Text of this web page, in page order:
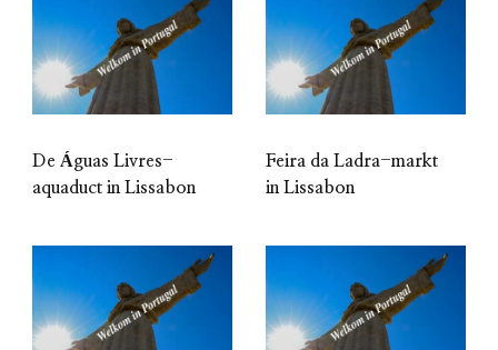
De Águas Livres-
aquaduct in Lissabon
Feira da Ladra-markt
in Lissabon